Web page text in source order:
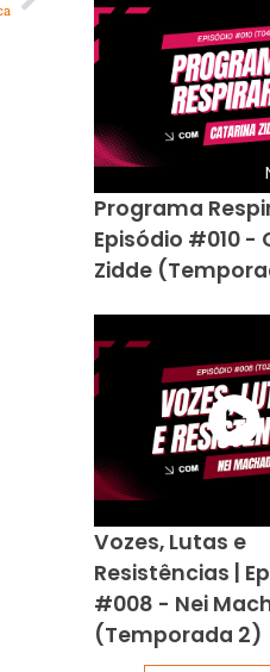
Programa
Episódio #010 -
Zidde
Vozes, Lutas e
Resistências |
#008 - Nei
(Temporada 2)